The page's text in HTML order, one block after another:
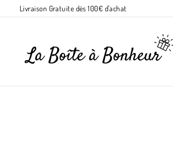
SuivantLivraison Gratuite dès 100€ d'achat